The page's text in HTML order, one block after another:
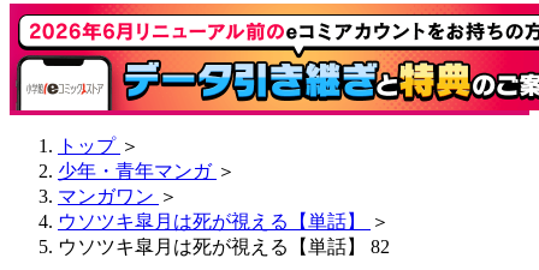
トップ ＞
少年・青年マンガ ＞
マンガワン ＞
ウソツキ皐月は死が視える【単話】
＞
ウソツキ皐月は死が視える【単話】 82